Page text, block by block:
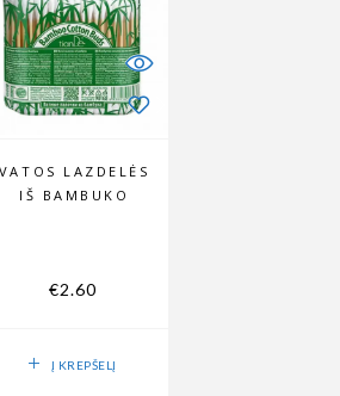
Į KREPŠELĮ
VATOS LAZDELĖS
IŠ BAMBUKO
€2.60